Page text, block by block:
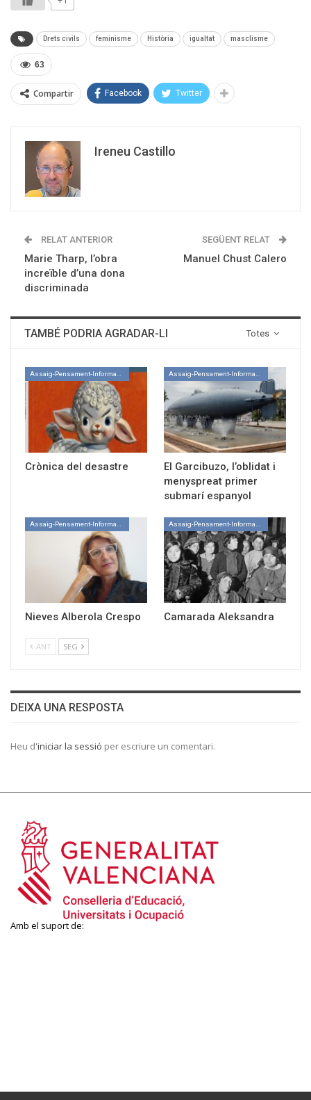
Drets civils feminisme Història igualtat masclisme
63
Compartir Facebook Twitter
Ireneu Castillo
RELAT ANTERIOR
Marie Tharp, l’obra
increïble d’una dona
discriminada
SEGÜENT RELAT
Manuel Chust Calero
Totes
TAMBÉ PODRIA AGRADAR-LI
Crònica del desastre
El Garcibuzo, l’oblidat i
menyspreat primer
submarí espanyol
Nieves Alberola Crespo Camarada Aleksandra
ANT SEG
DEIXA UNA RESPOSTA
Heu d'iniciar la sessió per escriure un comentari.
Amb el suport de: